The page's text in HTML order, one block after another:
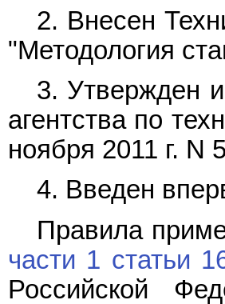
2. Внесен
"Методология
3. Утвержден
агентства по
ноября 2011 г. N
4. Введен
Правила
части 1 статьи
Российской